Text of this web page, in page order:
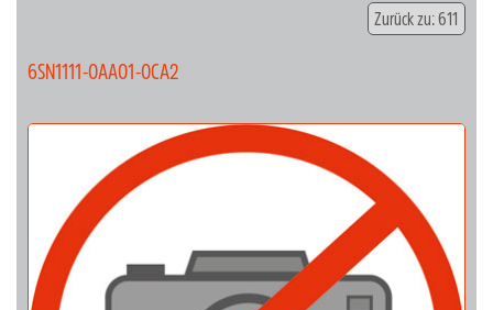
Zurück zu: 611
6SN1111-0AA01-0CA2